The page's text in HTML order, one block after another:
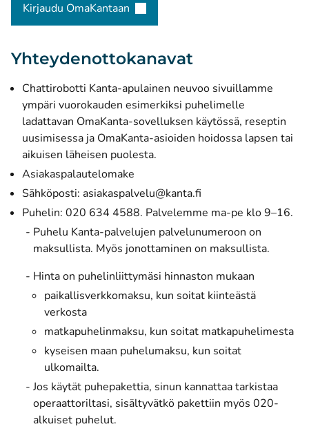
Kirjaudu OmaKantaan(avautuu uuteen ikkunaan)
Yhteydenottokanavat
Chattirobotti Kanta-apulainen neuvoo sivuillamme
ympäri vuorokauden esimerkiksi puhelimelle
ladattavan OmaKanta-sovelluksen käytössä, reseptin
uusimisessa ja OmaKanta-asioiden hoidossa lapsen tai
aikuisen läheisen puolesta.
Asiakaspalautelomake
Sähköposti: asiakaspalvelu@kanta.fi
Puhelin: 020 634 4588. Palvelemme ma-pe klo 9–16.
Puhelu Kanta-palvelujen palvelunumeroon on
maksullista. Myös jonottaminen on maksullista.
Hinta on puhelinliittymäsi hinnaston mukaan
paikallisverkkomaksu, kun soitat kiinteästä
verkosta
matkapuhelinmaksu, kun soitat matkapuhelimesta
kyseisen maan puhelumaksu, kun soitat
ulkomailta.
Jos käytät puhepakettia, sinun kannattaa tarkistaa
operaattoriltasi, sisältyvätkö pakettiin myös 020-
alkuiset puhelut.